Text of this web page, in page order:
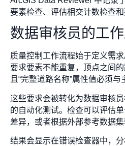
要素检查、评估相交计数检查
数据审核员的工
质量控制工作流程始于定义需
要求要素不能重复，顶点之间
且“完整道路名称”属性值必须
这些要求会被转化为数据审核
的自动化测试。检查可以评估
差异，或者根据外部参考数据
结果会显示在错误检查器中，